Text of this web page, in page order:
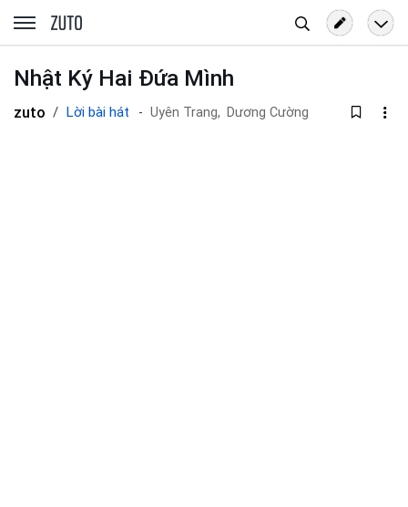
zuto.vn
kiếm
Nhật Ký Hai Đứa Mình
zuto Lời bài hát Uyên Trang, Dương Cường